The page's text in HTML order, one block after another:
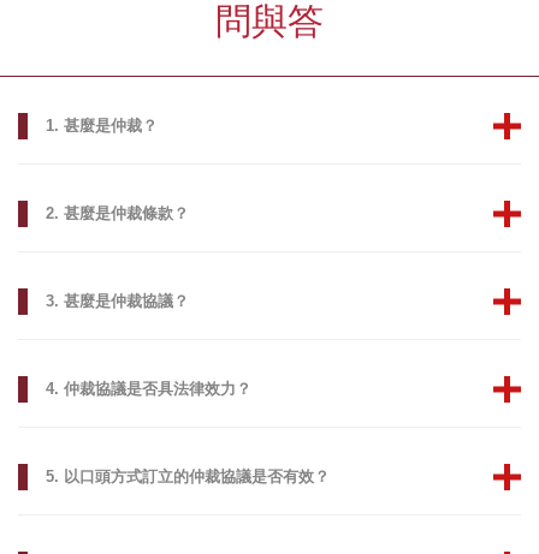
問與答
1. 甚麼是仲裁？
2. 甚麼是仲裁條款？
3. 甚麼是仲裁協議？
4. 仲裁協議是否具法律效力？
5. 以口頭方式訂立的仲裁協議是否有效？